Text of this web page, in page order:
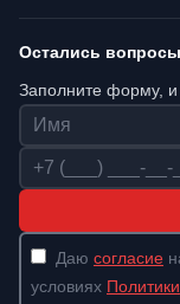
Остались
Заполните форму,
Имя
Телефон
Даю согласие
условиях Политики